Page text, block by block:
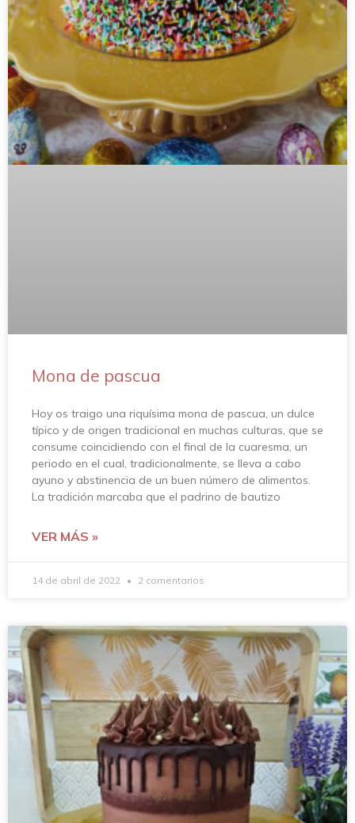
Mona de pascua
Hoy os traigo una riquísima mona de pascua, un dulce
típico y de origen tradicional en muchas culturas, que se
consume coincidiendo con el final de la cuaresma, un
periodo en el cual, tradicionalmente, se lleva a cabo
ayuno y abstinencia de un buen número de alimentos.
La tradición marcaba que el padrino de bautizo
VER MÁS »
14 de abril de 2022 2 comentarios